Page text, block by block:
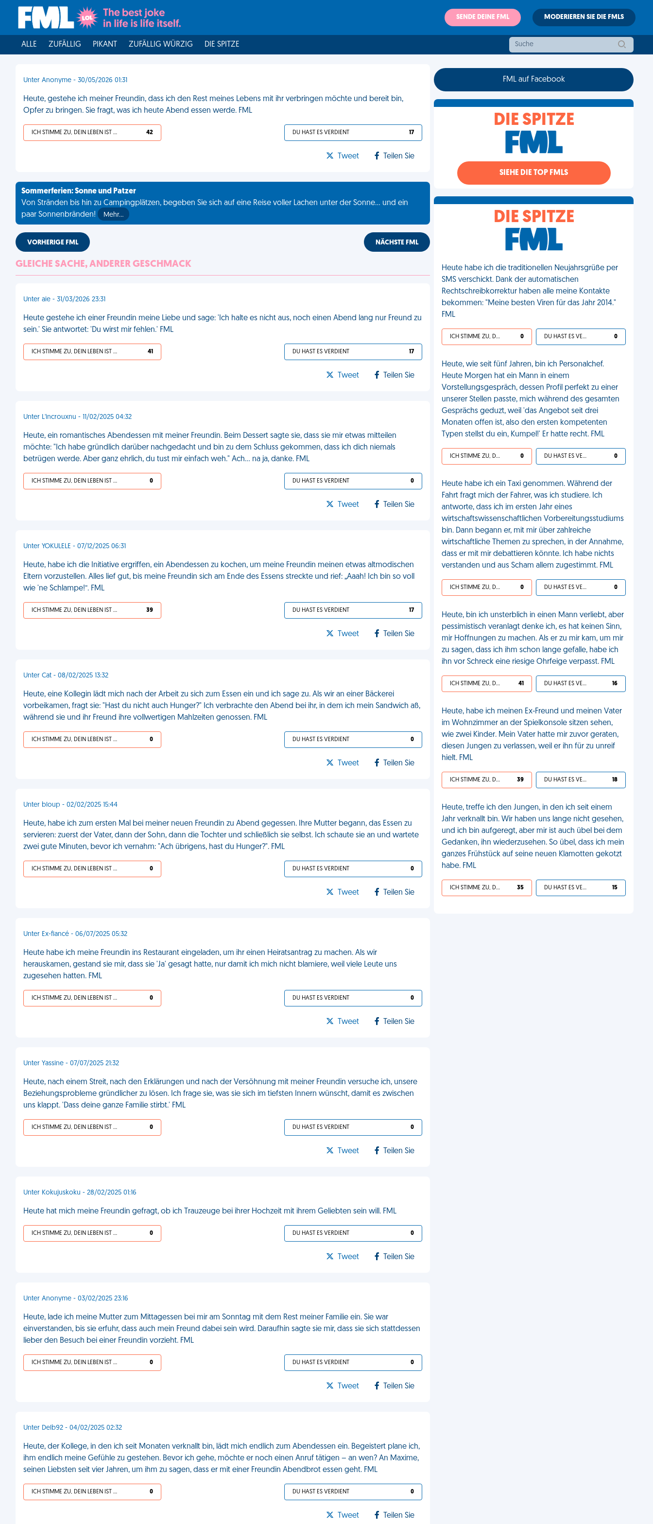
SENDE DEINE FML MODERIEREN SIE DIE FMLS
ALLE ZUFÄLLIG PIKANT ZUFÄLLIG WÜRZIG DIE SPITZE
Unter Anonyme - 30/05/2026 01:31
Heute, gestehe ich meiner Freundin, dass ich den Rest meines Lebens mit ihr verbringen möchte und bereit bin,
Opfer zu bringen. Sie fragt, was ich heute Abend essen werde. FML
ICH STIMME ZU, DEIN LEBEN IST SCHEISSE 42 DU HAST ES VERDIENT 17
Tweet Teilen Sie
Sommerferien: Sonne und Patzer
Von Stränden bis hin zu Campingplätzen, begeben Sie sich auf eine Reise voller Lachen unter der Sonne... und ein
paar Sonnenbränden!
Mehr…
VORHERIGE FML NÄCHSTE FML
GLEICHE SACHE, ANDERER GESCHMACK
Unter aie - 31/03/2026 23:31
Heute gestehe ich einer Freundin meine Liebe und sage: 'Ich halte es nicht aus, noch einen Abend lang nur Freund zu
sein.' Sie antwortet: 'Du wirst mir fehlen.' FML
ICH STIMME ZU, DEIN LEBEN IST SCHEISSE 41 DU HAST ES VERDIENT 17
Tweet Teilen Sie
Unter L'incrouxnu - 11/02/2025 04:32
Heute, ein romantisches Abendessen mit meiner Freundin. Beim Dessert sagte sie, dass sie mir etwas mitteilen
möchte: "Ich habe gründlich darüber nachgedacht und bin zu dem Schluss gekommen, dass ich dich niemals
betrügen werde. Aber ganz ehrlich, du tust mir einfach weh." Ach… na ja, danke. FML
ICH STIMME ZU, DEIN LEBEN IST SCHEISSE 0 DU HAST ES VERDIENT 0
Tweet Teilen Sie
Unter YOKULELE - 07/12/2025 06:31
Heute, habe ich die Initiative ergriffen, ein Abendessen zu kochen, um meine Freundin meinen etwas altmodischen
Eltern vorzustellen. Alles lief gut, bis meine Freundin sich am Ende des Essens streckte und rief: „Aaah! Ich bin so voll
wie 'ne Schlampe!“. FML
ICH STIMME ZU, DEIN LEBEN IST SCHEISSE 39 DU HAST ES VERDIENT 17
Tweet Teilen Sie
Unter Cat - 08/02/2025 13:32
Heute, eine Kollegin lädt mich nach der Arbeit zu sich zum Essen ein und ich sage zu. Als wir an einer Bäckerei
vorbeikamen, fragt sie: "Hast du nicht auch Hunger?" Ich verbrachte den Abend bei ihr, in dem ich mein Sandwich aß,
während sie und ihr Freund ihre vollwertigen Mahlzeiten genossen. FML
ICH STIMME ZU, DEIN LEBEN IST SCHEISSE 0 DU HAST ES VERDIENT 0
Tweet Teilen Sie
Unter bloup - 02/02/2025 15:44
Heute, habe ich zum ersten Mal bei meiner neuen Freundin zu Abend gegessen. Ihre Mutter begann, das Essen zu
servieren: zuerst der Vater, dann der Sohn, dann die Tochter und schließlich sie selbst. Ich schaute sie an und wartete
zwei gute Minuten, bevor ich vernahm: "Ach übrigens, hast du Hunger?". FML
ICH STIMME ZU, DEIN LEBEN IST SCHEISSE 0 DU HAST ES VERDIENT 0
Tweet Teilen Sie
Unter Ex-fiancé - 06/07/2025 05:32
Heute habe ich meine Freundin ins Restaurant eingeladen, um ihr einen Heiratsantrag zu machen. Als wir
herauskamen, gestand sie mir, dass sie 'Ja' gesagt hatte, nur damit ich mich nicht blamiere, weil viele Leute uns
zugesehen hatten. FML
ICH STIMME ZU, DEIN LEBEN IST SCHEISSE 0 DU HAST ES VERDIENT 0
Tweet Teilen Sie
Unter Yassine - 07/07/2025 21:32
Heute, nach einem Streit, nach den Erklärungen und nach der Versöhnung mit meiner Freundin versuche ich, unsere
Beziehungsprobleme gründlicher zu lösen. Ich frage sie, was sie sich im tiefsten Innern wünscht, damit es zwischen
uns klappt. 'Dass deine ganze Familie stirbt.' FML
ICH STIMME ZU, DEIN LEBEN IST SCHEISSE 0 DU HAST ES VERDIENT 0
Tweet Teilen Sie
Unter Kokujuskoku - 28/02/2025 01:16
Heute hat mich meine Freundin gefragt, ob ich Trauzeuge bei ihrer Hochzeit mit ihrem Geliebten sein will. FML
ICH STIMME ZU, DEIN LEBEN IST SCHEISSE 0 DU HAST ES VERDIENT 0
Tweet Teilen Sie
Unter Anonyme - 03/02/2025 23:16
Heute, lade ich meine Mutter zum Mittagessen bei mir am Sonntag mit dem Rest meiner Familie ein. Sie war
einverstanden, bis sie erfuhr, dass auch mein Freund dabei sein wird. Daraufhin sagte sie mir, dass sie sich stattdessen
lieber den Besuch bei einer Freundin vorzieht. FML
ICH STIMME ZU, DEIN LEBEN IST SCHEISSE 0 DU HAST ES VERDIENT 0
Tweet Teilen Sie
Unter Delb92 - 04/02/2025 02:32
Heute, der Kollege, in den ich seit Monaten verknallt bin, lädt mich endlich zum Abendessen ein. Begeistert plane ich,
ihm endlich meine Gefühle zu gestehen. Bevor ich gehe, möchte er noch einen Anruf tätigen – an wen? An Maxime,
seinen Liebsten seit vier Jahren, um ihm zu sagen, dass er mit einer Freundin Abendbrot essen geht. FML
ICH STIMME ZU, DEIN LEBEN IST SCHEISSE 0 DU HAST ES VERDIENT 0
Tweet Teilen Sie
FML auf Facebook
DIE SPITZE
SIEHE DIE TOP FMLS
DIE SPITZE
Heute habe ich die traditionellen Neujahrsgrüße per
SMS verschickt. Dank der automatischen
Rechtschreibkorrektur haben alle meine Kontakte
bekommen: "Meine besten Viren für das Jahr 2014."
FML
ICH STIMME ZU, DEIN LEBEN IST SCHEISSE 0 DU HAST ES VERDIENT 0
Heute, wie seit fünf Jahren, bin ich Personalchef.
Heute Morgen hat ein Mann in einem
Vorstellungsgespräch, dessen Profil perfekt zu einer
unserer Stellen passte, mich während des gesamten
Gesprächs geduzt, weil 'das Angebot seit drei
Monaten offen ist, also den ersten kompetenten
Typen stellst du ein, Kumpel!' Er hatte recht. FML
ICH STIMME ZU, DEIN LEBEN IST SCHEISSE 0 DU HAST ES VERDIENT 0
Heute habe ich ein Taxi genommen. Während der
Fahrt fragt mich der Fahrer, was ich studiere. Ich
antworte, dass ich im ersten Jahr eines
wirtschaftswissenschaftlichen Vorbereitungsstudiums
bin. Dann begann er, mit mir über zahlreiche
wirtschaftliche Themen zu sprechen, in der Annahme,
dass er mit mir debattieren könnte. Ich habe nichts
verstanden und aus Scham allem zugestimmt. FML
ICH STIMME ZU, DEIN LEBEN IST SCHEISSE 0 DU HAST ES VERDIENT 0
Heute, bin ich unsterblich in einen Mann verliebt, aber
pessimistisch veranlagt denke ich, es hat keinen Sinn,
mir Hoffnungen zu machen. Als er zu mir kam, um mir
zu sagen, dass ich ihm schon lange gefalle, habe ich
ihn vor Schreck eine riesige Ohrfeige verpasst. FML
ICH STIMME ZU, DEIN LEBEN IST SCHEISSE 41 DU HAST ES VERDIENT 16
Heute, habe ich meinen Ex-Freund und meinen Vater
im Wohnzimmer an der Spielkonsole sitzen sehen,
wie zwei Kinder. Mein Vater hatte mir zuvor geraten,
diesen Jungen zu verlassen, weil er ihn für zu unreif
hielt. FML
ICH STIMME ZU, DEIN LEBEN IST SCHEISSE 39 DU HAST ES VERDIENT 18
Heute, treffe ich den Jungen, in den ich seit einem
Jahr verknallt bin. Wir haben uns lange nicht gesehen,
und ich bin aufgeregt, aber mir ist auch übel bei dem
Gedanken, ihn wiederzusehen. So übel, dass ich mein
ganzes Frühstück auf seine neuen Klamotten gekotzt
habe. FML
ICH STIMME ZU, DEIN LEBEN IST SCHEISSE 35 DU HAST ES VERDIENT 15